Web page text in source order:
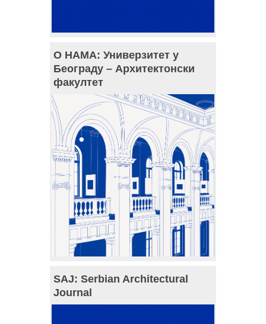
О НАМА: Универзитет у
Београду – Архитектонски
факултет
SAJ: Serbian Architectural
Journal